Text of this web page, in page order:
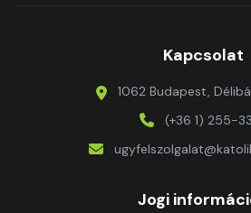
Kapcsolat
1062 Budapest,
(+36 1) 255-
Jogi